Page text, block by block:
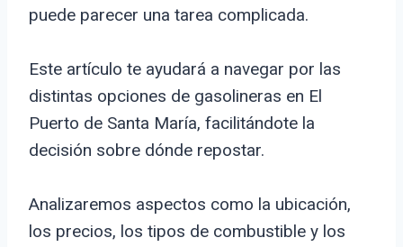
puede parecer una tarea complicada.
Este artículo te ayudará a navegar por las
distintas opciones de gasolineras en El
Puerto de Santa María, facilitándote la
decisión sobre dónde repostar.
Analizaremos aspectos como la ubicación,
los precios, los tipos de combustible y los